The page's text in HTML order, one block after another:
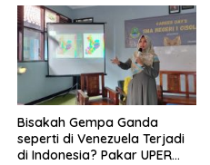
Bisakah Gempa Ganda
seperti di Venezuela Terjadi
di Indonesia? Pakar UPER